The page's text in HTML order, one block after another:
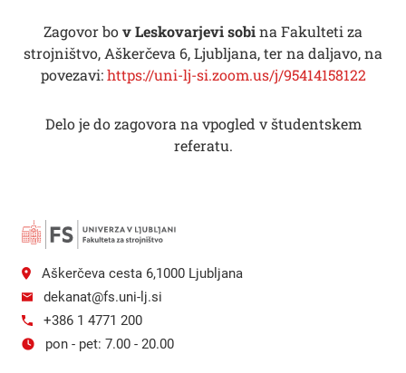
Zagovor bov Leskovarjevi sobina Fakulteti za
strojništvo, Aškerčeva 6, Ljubljana, ter na daljavo, na
povezavi:https://uni-lj-si.zoom.us/j/95414158122
Delo je do zagovora na vpogled v študentskem
referatu.
Aškerčeva cesta 6,1000 Ljubljana
dekanat@fs.uni-lj.si
+386 1 4771 200
pon - pet: 7.00 - 20.00